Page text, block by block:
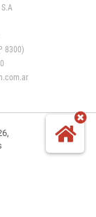
8300)